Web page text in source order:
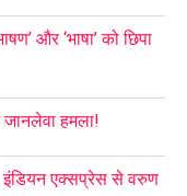
और ‘भाषा’ को छिपा
हमला!
एक्सप्रेस से वरुण